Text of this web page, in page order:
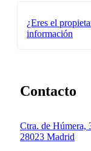
¿Eres el
información
Contacto
Ctra. de Húmera,
28023 Madrid